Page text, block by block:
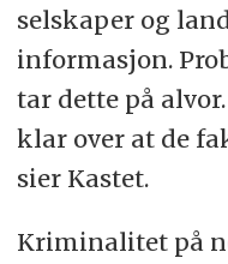
selskaper og
informasjon.
tar dette på
klar over at de
sier Kastet.
Kriminalitet på